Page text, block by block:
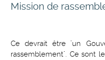
Mission de
Ce devrait être "un
rassemblement". Ce sont